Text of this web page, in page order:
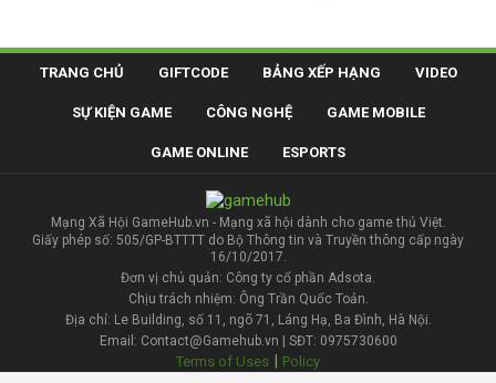
TRANG CHỦ GIFTCODE BẢNG XẾP HẠNG VIDEO
SỰ KIỆN GAME CÔNG NGHỆ GAME MOBILE
GAME ONLINE ESPORTS
Mạng Xã Hội GameHub.vn - Mạng xã hội dành cho game thủ Việt.
Giấy phép số: 505/GP-BTTTT do Bộ Thông tin và Truyền thông cấp ngày
16/10/2017.
Đơn vị chủ quản: Công ty cổ phần Adsota.
Chịu trách nhiệm: Ông Trần Quốc Toản.
Địa chỉ: Le Building, số 11, ngõ 71, Láng Hạ, Ba Đình, Hà Nội.
Email: Contact@Gamehub.vn | SĐT: 0975730600
Terms of Uses | Policy